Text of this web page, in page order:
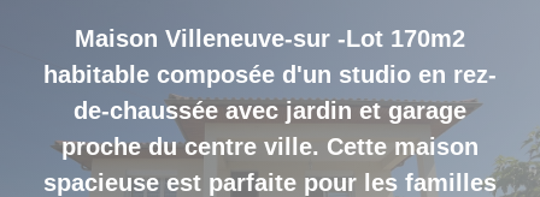
GESTION
ESTIMATION
Maison Villeneuve-sur -Lot 170m2
habitable composée d'un studio en rez-
de-chaussée avec jardin et garage
proche du centre ville. Cette maison
spacieuse est parfaite pour les familles